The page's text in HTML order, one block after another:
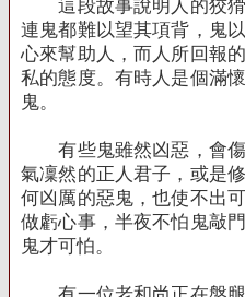
這段故事說明人的狡猾
連鬼都難以望其項背，鬼
心來幫助人，而人所回報
私的態度。有時人是個滿
鬼。
有些鬼雖然凶惡，會傷
氣凜然的正人君子，或是
何凶厲的惡鬼，也使不出
做虧心事，半夜不怕鬼敲
鬼才可怕。